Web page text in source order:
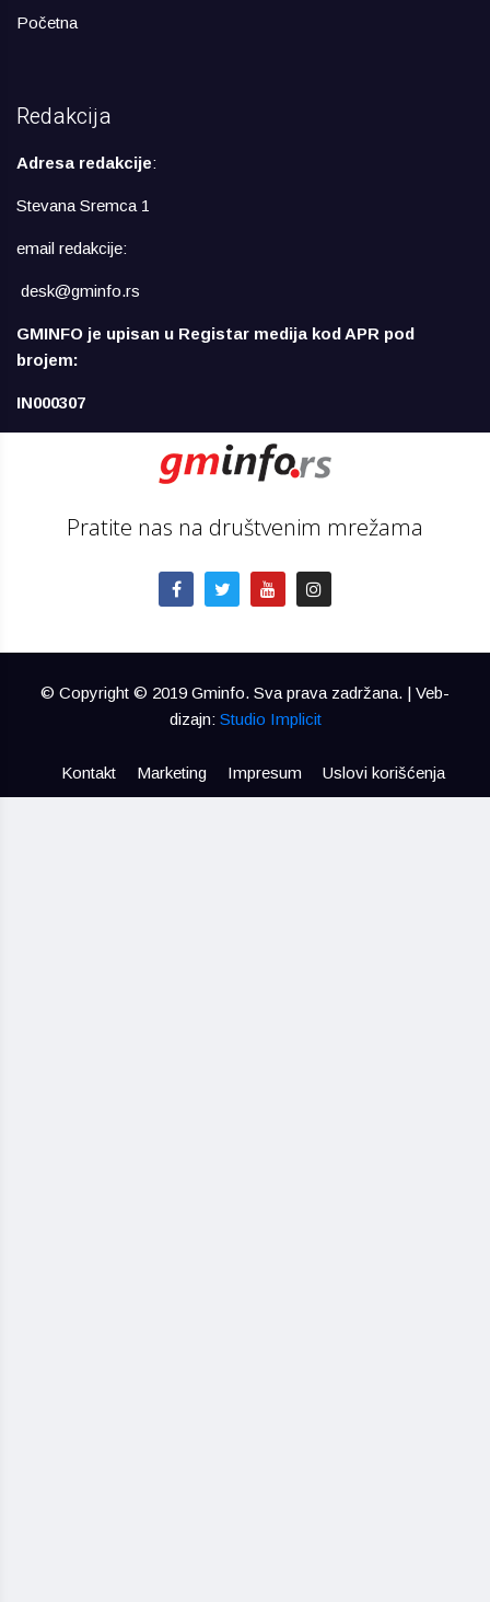
Početna
Redakcija
Adresa redakcije:
Stevana Sremca 1
email redakcije:
desk@gminfo.rs
GMINFO je upisan u Registar medija kod APR pod
brojem:
IN000307
Pratite nas na društvenim mrežama
© Copyright © 2019 Gminfo. Sva prava zadržana. | Veb-
dizajn: Studio Implicit
Kontakt Marketing Impresum Uslovi korišćenja